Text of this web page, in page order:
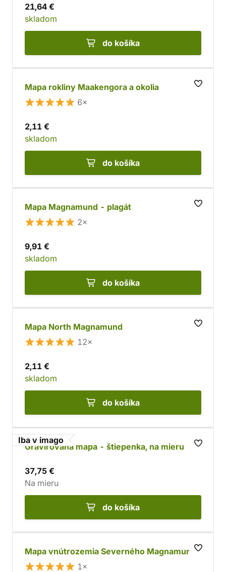
21,64 €
skladom
do košíka
Mapa rokliny Maakengora a okolia
6×
2,11 €
skladom
do košíka
Mapa Magnamund - plagát
2×
9,91 €
skladom
do košíka
Mapa North Magnamund
12×
2,11 €
skladom
do košíka
Iba v imago
Gravírovaná mapa - štiepenka, na mieru
37,75 €
Na mieru
do košíka
Mapa vnútrozemia Severného Magnamundu
1×